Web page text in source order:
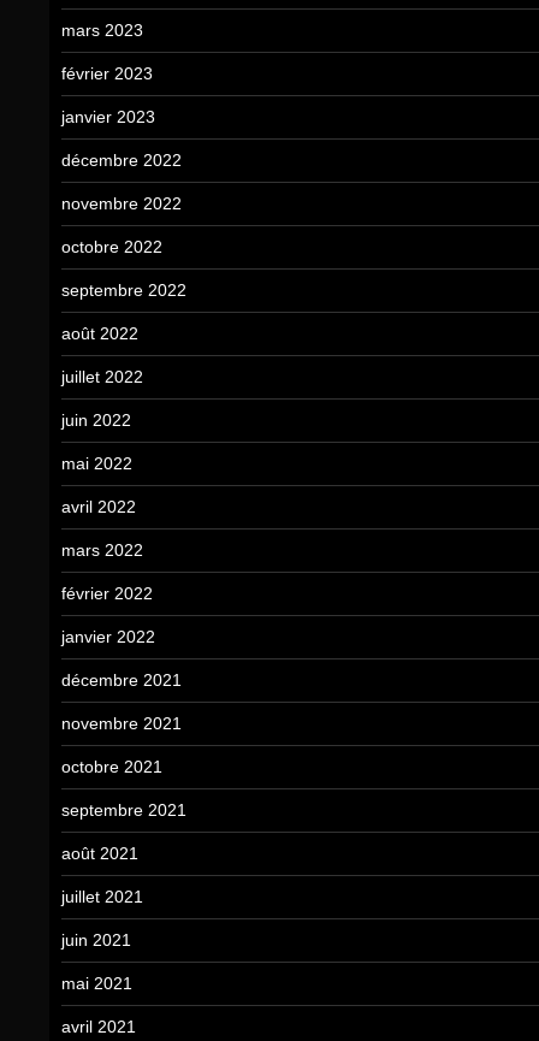
mars 2023
février 2023
janvier 2023
décembre 2022
novembre 2022
octobre 2022
septembre 2022
août 2022
juillet 2022
juin 2022
mai 2022
avril 2022
mars 2022
février 2022
janvier 2022
décembre 2021
novembre 2021
octobre 2021
septembre 2021
août 2021
juillet 2021
juin 2021
mai 2021
avril 2021